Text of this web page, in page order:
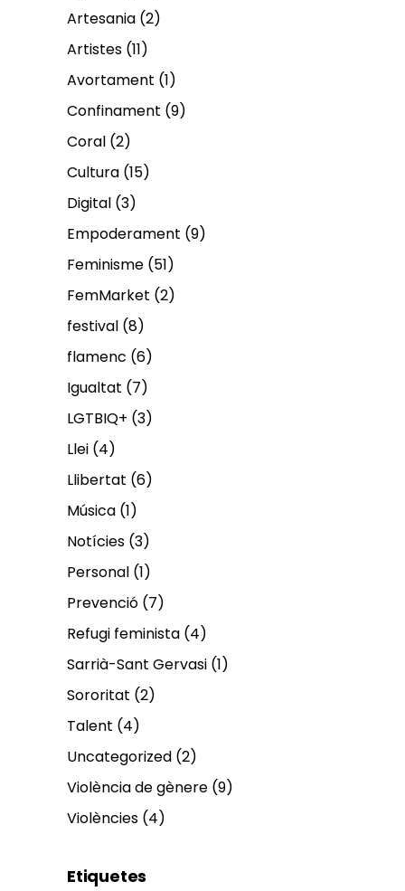
Artesania (2)
Artistes (11)
Avortament (1)
Confinament (9)
Coral (2)
Cultura (15)
Digital (3)
Empoderament (9)
Feminisme (51)
FemMarket (2)
festival (8)
flamenc (6)
Igualtat (7)
LGTBIQ+ (3)
Llei (4)
Llibertat (6)
Música (1)
Notícies (3)
Personal (1)
Prevenció (7)
Refugi feminista (4)
Sarrià-Sant Gervasi (1)
Sororitat (2)
Talent (4)
Uncategorized (2)
Violència de gènere (9)
Violències (4)
Etiquetes